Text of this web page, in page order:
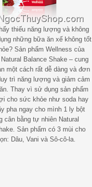
thiếu năng lượng và không
những bữa ăn xế không tốt
Sản phẩm Wellness của
Balance Shake – cung
một cách rất dễ dàng và đơn
trì năng lượng và giảm cảm
Thay vì sử dụng sản phẩm
cho sức khỏe như soda hay
pha ngay cho mình 1 ly bột
cân bằng tự nhiên Natural
Sản phẩm có 3 mùi cho
Dâu, Vani và Sô-cô-la.